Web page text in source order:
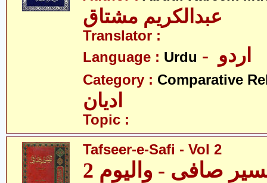
عبدالکریم مشتاق
Translator :
Language : Urdu
Category : Comparative
ادیان
Topic :
Tafseer-e-Safi - Vol 2
صافی - والیوم 2